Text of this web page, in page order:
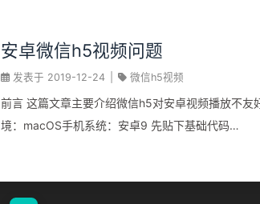
安卓微信h5视频问题
发表于 2019-12-24 微信h5视频
前言 这篇文章主要介绍微信h5对安卓视频播放不友
境：macOS手机系统：安卓9 先贴下基础代码